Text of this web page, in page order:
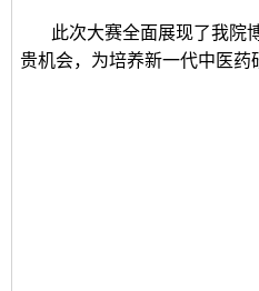
此次大赛全面展现了我院
贵机会，为培养新一代中医